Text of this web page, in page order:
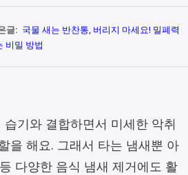
글: 국물 새는 반찬통, 버리지 마세요! 밀폐력
비밀 방법
기와 결합하면서 미세한 악취
을 해요. 그래서 타는 냄새뿐 아
다양한 음식 냄새 제거에도 활